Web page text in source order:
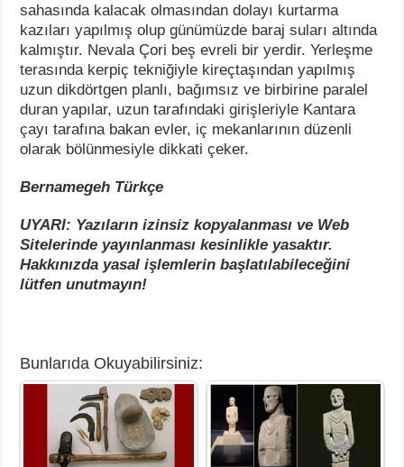
sahasında kalacak olmasından dolayı kurtarma
kazıları yapılmış olup günümüzde baraj suları altında
kalmıştır. Nevala Çori beş evreli bir yerdir. Yerleşme
terasında kerpiç tekniğiyle kireçtaşından yapılmış
uzun dikdörtgen planlı, bağımsız ve birbirine paralel
duran yapılar, uzun tarafındaki girişleriyle Kantara
çayı tarafına bakan evler, iç mekanlarının düzenli
olarak bölünmesiyle dikkati çeker.
Bernamegeh Türkçe
UYARI: Yazıların izinsiz kopyalanması ve Web
Sitelerinde yayınlanması kesinlikle yasaktır.
Hakkınızda yasal işlemlerin başlatılabileceğini
lütfen unutmayın!
Bunlarıda Okuyabilirsiniz: